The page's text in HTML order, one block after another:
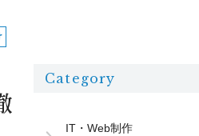
Category
IT・Web制作